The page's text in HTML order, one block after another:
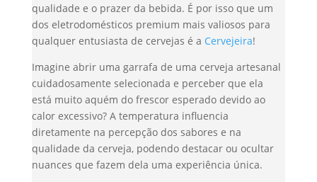
qualidade e o prazer da bebida. É por isso que um
dos eletrodomésticos premium mais valiosos para
qualquer entusiasta de cervejas é a Cervejeira!
Imagine abrir uma garrafa de uma cerveja artesanal
cuidadosamente selecionada e perceber que ela
está muito aquém do frescor esperado devido ao
calor excessivo? A temperatura influencia
diretamente na percepção dos sabores e na
qualidade da cerveja, podendo destacar ou ocultar
nuances que fazem dela uma experiência única.